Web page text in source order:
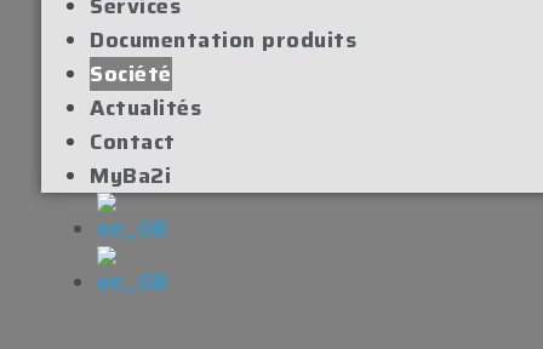
Documentation produits
Société
Actualités
Contact
MyBa2i